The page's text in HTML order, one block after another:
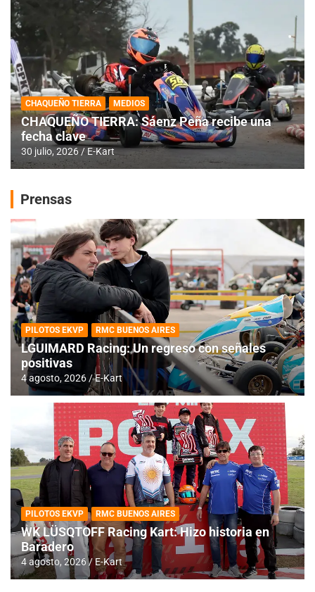
CHAQUEÑO TIERRA MEDIOS
CHAQUEÑO TIERRA: Sáenz Peña recibe una
fecha clave
30 julio, 2026 E-Kart
Prensas
PILOTOS EKVP RMC BUENOS AIRES
LGUIMARD Racing: Un regreso con señales
positivas
4 agosto, 2026 E-Kart
PILOTOS EKVP RMC BUENOS AIRES
WK LÜSQTOFF Racing Kart: Hizo historia en
Baradero
4 agosto, 2026 E-Kart